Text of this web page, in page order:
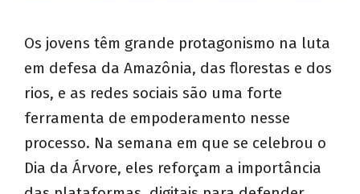
Os jovens têm grande protagonismo na luta
em defesa da Amazônia, das florestas e dos
rios, e as redes sociais são uma forte
ferramenta de empoderamento nesse
processo. Na semana em que se celebrou o
Dia da Árvore, eles reforçam a importância